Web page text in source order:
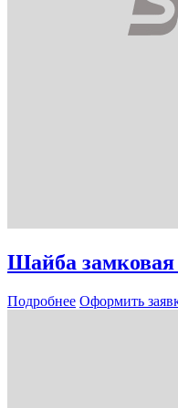
Шайба
Подробнее Оформить